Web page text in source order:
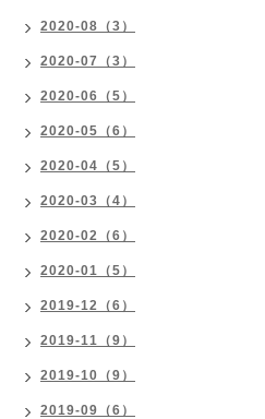
2020-08（3）
2020-07（3）
2020-06（5）
2020-05（6）
2020-04（5）
2020-03（4）
2020-02（6）
2020-01（5）
2019-12（6）
2019-11（9）
2019-10（9）
2019-09（6）